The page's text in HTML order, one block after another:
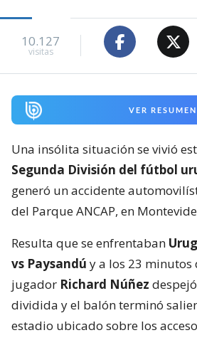
10.127
visitas
VER RESUMEN
Una insólita situación se vivió
Segunda División del fútbol
generó un accidente
del Parque ANCAP, en
Resulta que se enfrentaban
vs Paysandú y a los 23 minutos
jugador Richard Núñez
dividida y el balón terminó
estadio ubicado sobre los